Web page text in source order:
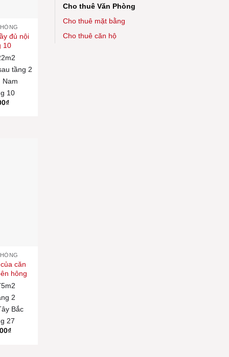
đủ nội
10
tầng 2
Nam
10
₫
căn
hông
2
Bắc
27
₫
Cho thuê Văn Phòng
Cho thuê mặt bằng
Cho thuê căn hộ